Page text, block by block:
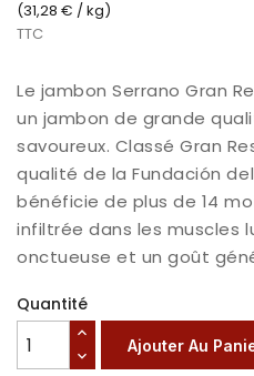
(31,28 € / kg)
TTC
Le jambon Serrano Gran
un jambon de grande
savoureux. Classé Gran
qualité de la Fundación
bénéficie de plus de 14
infiltrée dans les muscles
onctueuse et un goût
Quantité
Ajouter Au